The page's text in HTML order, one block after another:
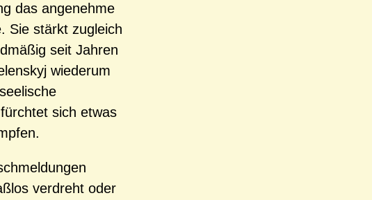
das angenehme
Sie stärkt zugleich
seit Jahren
wiederum
sich etwas
verdreht oder